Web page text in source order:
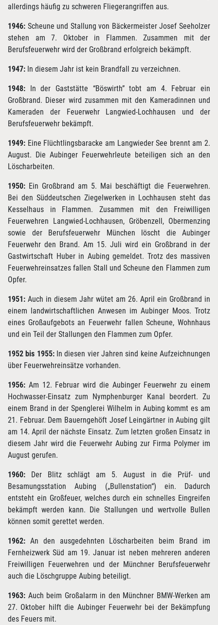
allerdings häufig zu schweren Fliegerangriffen aus.
1946: Scheune und Stallung von Bäckermeister Josef Seeholzer
stehen am 7. Oktober in Flammen. Zusammen mit der
Berufsfeuerwehr wird der Großbrand erfolgreich bekämpft.
1947: In diesem Jahr ist kein Brandfall zu verzeichnen.
1948: In der Gaststätte “Böswirth” tobt am 4. Februar ein
Großbrand. Dieser wird zusammen mit den Kameradinnen und
Kameraden der Feuerwehr Langwied-Lochhausen und der
Berufsfeuerwehr bekämpft.
1949: Eine Flüchtlingsbaracke am Langwieder See brennt am 2.
August. Die Aubinger Feuerwehrleute beteiligen sich an den
Löscharbeiten.
1950: Ein Großbrand am 5. Mai beschäftigt die Feuerwehren.
Bei den Süddeutschen Ziegelwerken in Lochhausen steht das
Kesselhaus in Flammen. Zusammen mit den Freiwilligen
Feuerwehren Langwied-Lochhausen, Gröbenzell, Obermenzing
sowie der Berufsfeuerwehr München löscht die Aubinger
Feuerwehr den Brand. Am 15. Juli wird ein Großbrand in der
Gastwirtschaft Huber in Aubing gemeldet. Trotz des massiven
Feuerwehreinsatzes fallen Stall und Scheune den Flammen zum
Opfer.
1951: Auch in diesem Jahr wütet am 26. April ein Großbrand in
einem landwirtschaftlichen Anwesen im Aubinger Moos. Trotz
eines Großaufgebots an Feuerwehr fallen Scheune, Wohnhaus
und ein Teil der Stallungen den Flammen zum Opfer.
1952 bis 1955:In diesen vier Jahren sind keine Aufzeichnungen
über Feuerwehreinsätze vorhanden.
1956: Am 12. Februar wird die Aubinger Feuerwehr zu einem
Hochwasser-Einsatz zum Nymphenburger Kanal beordert. Zu
einem Brand in der Spenglerei Wilhelm in Aubing kommt es am
21. Februar. Dem Bauerngehöft Josef Leingärtner in Aubing gilt
am 14. April der nächste Einsatz. Zum letzten großen Einsatz in
diesem Jahr wird die Feuerwehr Aubing zur Firma Polymer im
August gerufen.
1960: Der Blitz schlägt am 5. August in die Prüf- und
Besamungsstation Aubing („Bullenstation“) ein. Dadurch
entsteht ein Großfeuer, welches durch ein schnelles Eingreifen
bekämpft werden kann. Die Stallungen und wertvolle Bullen
können somit gerettet werden.
1962: An den ausgedehnten Löscharbeiten beim Brand im
Fernheizwerk Süd am 19. Januar ist neben mehreren anderen
Freiwilligen Feuerwehren und der Münchner Berufsfeuerwehr
auch die Löschgruppe Aubing beteiligt.
1963: Auch beim Großalarm in den Münchner BMW-Werken am
27. Oktober hilft die Aubinger Feuerwehr bei der Bekämpfung
des Feuers mit.